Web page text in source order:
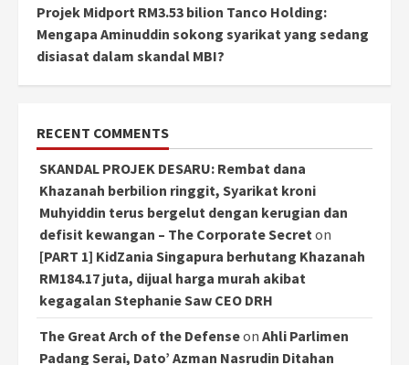
Projek Midport RM3.53 bilion Tanco Holding:
Mengapa Aminuddin sokong syarikat yang sedang
disiasat dalam skandal MBI?
RECENT COMMENTS
SKANDAL PROJEK DESARU: Rembat dana
Khazanah berbilion ringgit, Syarikat kroni
Muhyiddin terus bergelut dengan kerugian dan
defisit kewangan – The Corporate Secreton
[PART 1] KidZania Singapura berhutang Khazanah
RM184.17 juta, dijual harga murah akibat
kegagalan Stephanie Saw CEO DRH
The Great Arch of the Defenseon Ahli Parlimen
Padang Serai, Dato’ Azman Nasrudin Ditahan